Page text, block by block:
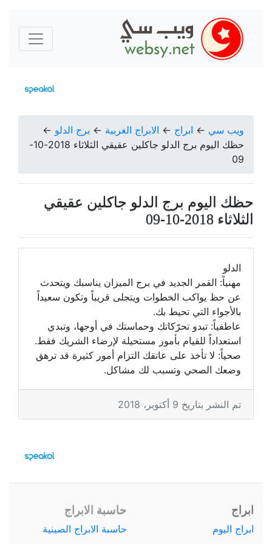
ويب سي ← ابراج ← الابراج الغربية ← برج الدلو ←
حظك اليوم برج الدلو جاكلين عقيقي الثلاثاء 2018-10-
09
حظك اليوم برج الدلو جاكلين عقيقي
الثلاثاء 2018-10-09
الدلو
مهنياً: القمر الجديد في برج الميزان يناسبك ويتحدث
عن حظ يواكب الخطوات ويتجلى قريباً وتكون سعيداً
بالأجواء التي تحيط بك.
عاطفياً: تبدو تحرّكاتك وحماستك في أوجها، وتبدي
استعداداً للقيام بأمور مستحيلة لإرضاء الشريك فقط.
صحياً: لا تأخذ على عاتقك التزام أمور كثيرة قد ترهق
وضعك الصحي وتسبب لك مشاكل.
تم النشر بتاريخ 9 أكتوبر، 2018
ابراج
ابراج اليوم
حاسبة الابراج
حاسبة الابراج الصينية